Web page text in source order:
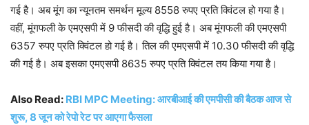
गई है। अब मूंग का न्यूनतम समर्थन मूल्य 8558 रुपए प्रति क्विंटल हो गया है।
वहीं, मूंगफली के एमएसपी में 9 फीसदी की वृद्धि हुई है। अब मूंगफली की एमएसपी
6357 रुपए प्रति क्विंटल हो गई है। तिल की एमएसपी में 10.30 फीसदी की वृद्धि
की गई है। अब इसका एमएसपी 8635 रुपए प्रति क्विंटल तय किया गया है।
Also Read: RBI MPC Meeting: आरबीआई की एमपीसी की बैठक आज से
शुरू, 8 जून को रेपो रेट पर आएगा फैसला